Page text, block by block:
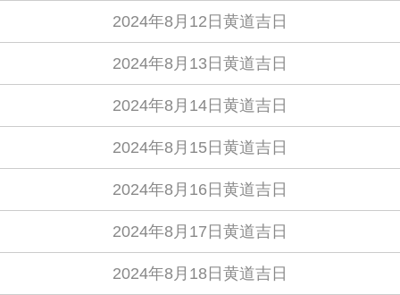
2024年8月12日黄道吉日
2024年8月13日黄道吉日
2024年8月14日黄道吉日
2024年8月15日黄道吉日
2024年8月16日黄道吉日
2024年8月17日黄道吉日
2024年8月18日黄道吉日